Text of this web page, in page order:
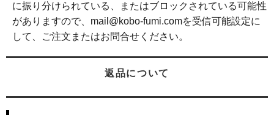
に振り分けられている、またはブロックされている可能性
がありますので、mail@kobo-fumi.comを受信可能設定に
して、ご注文またはお問合せください。
返品について